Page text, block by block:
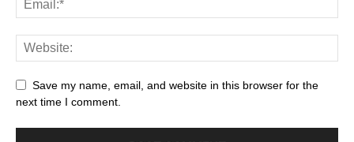
Save my name, email, and website in this browser for the
next time I comment.